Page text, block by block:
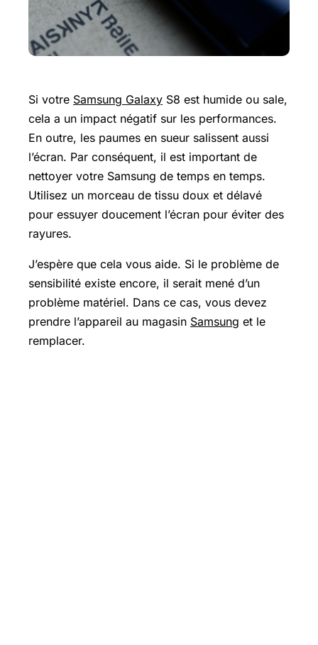
Si votre Samsung Galaxy S8 est humide ou sale,
cela a un impact négatif sur les performances.
En outre, les paumes en sueur salissent aussi
l’écran. Par conséquent, il est important de
nettoyer votre Samsung de temps en temps.
Utilisez un morceau de tissu doux et délavé
pour essuyer doucement l’écran pour éviter des
rayures.
J’espère que cela vous aide. Si le problème de
sensibilité existe encore, il serait mené d’un
problème matériel. Dans ce cas, vous devez
prendre l’appareil au magasin Samsung et le
remplacer.